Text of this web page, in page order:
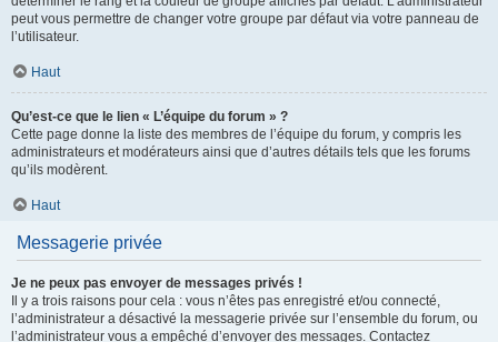
peut vous permettre de changer votre groupe par défaut via votre panneau de
l’utilisateur.
Haut
Qu’est-ce que le lien « L’équipe du forum » ?
Cette page donne la liste des membres de l’équipe du forum, y compris les
administrateurs et modérateurs ainsi que d’autres détails tels que les forums
qu’ils modèrent.
Haut
Messagerie privée
Je ne peux pas envoyer de messages privés !
Il y a trois raisons pour cela : vous n’êtes pas enregistré et/ou connecté,
l’administrateur a désactivé la messagerie privée sur l’ensemble du forum, ou
l’administrateur vous a empêché d’envoyer des messages. Contactez